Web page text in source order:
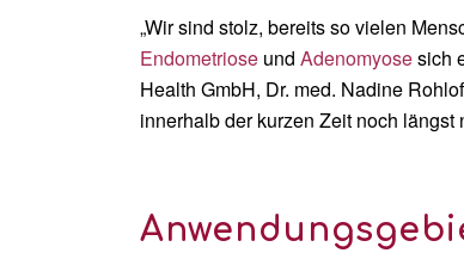
„Wir sind stolz, bereits so vielen
Endometriose undAdenomyosesich
Health GmbH, Dr. med. Nadine
innerhalb der kurzen Zeit noch